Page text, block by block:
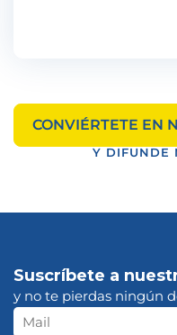
CONVIÉRTETE EN
Y DIFUNDE
Suscríbete a
y no te pierdas ningún